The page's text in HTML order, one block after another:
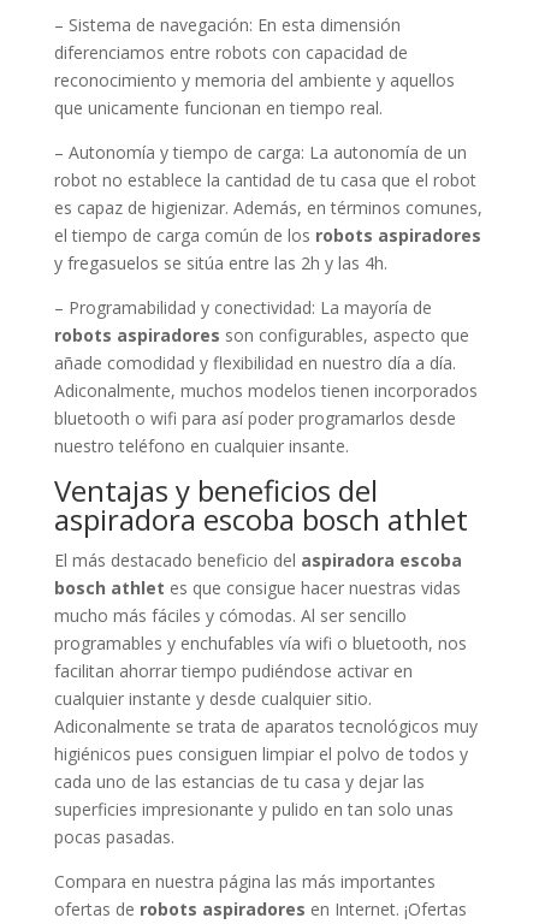
– Sistema de navegación: En esta dimensión
diferenciamos entre robots con capacidad de
reconocimiento y memoria del ambiente y aquellos
que unicamente funcionan en tiempo real.
– Autonomía y tiempo de carga: La autonomía de un
robot no establece la cantidad de tu casa que el robot
es capaz de higienizar. Además, en términos comunes,
el tiempo de carga común de los robots aspiradores
y fregasuelos se sitúa entre las 2h y las 4h.
– Programabilidad y conectividad: La mayoría de
robots aspiradores son configurables, aspecto que
añade comodidad y flexibilidad en nuestro día a día.
Adiconalmente, muchos modelos tienen incorporados
bluetooth o wifi para así poder programarlos desde
nuestro teléfono en cualquier insante.
Ventajas y beneficios del
aspiradora escoba bosch athlet
El más destacado beneficio del aspiradora escoba
bosch athlet es que consigue hacer nuestras vidas
mucho más fáciles y cómodas. Al ser sencillo
programables y enchufables vía wifi o bluetooth, nos
facilitan ahorrar tiempo pudiéndose activar en
cualquier instante y desde cualquier sitio.
Adiconalmente se trata de aparatos tecnológicos muy
higiénicos pues consiguen limpiar el polvo de todos y
cada uno de las estancias de tu casa y dejar las
superficies impresionante y pulido en tan solo unas
pocas pasadas.
Compara en nuestra página las más importantes
ofertas de robots aspiradores en Internet. ¡Ofertas